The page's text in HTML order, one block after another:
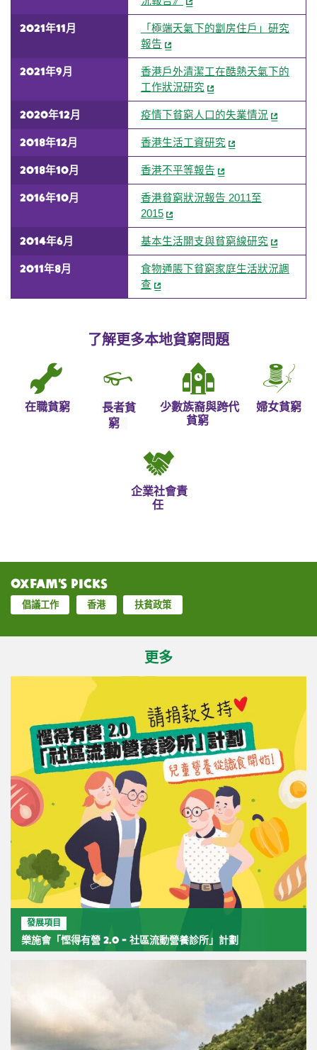
2021年11月
「極端天氣下的劏房住戶」研究
報告
2021年9月
香港戶外清潔工在酷熱天氣下的
工作狀況研究
2020年12月 疫情下貧窮人口的失業情況
2018年12月 香港生活工資研究
2018年10月 香港不平等報告
2016年10月
香港貧窮狀況報告 2011至
2015
2014年6月 基本生活開支與貧窮線研究
2011年8月
食物通脹下貧窮家庭生活狀況調
查
了解更多本地貧窮問題
在職貧窮
長者貧
窮
少數族裔與跨代
貧窮
婦女貧窮
企業社會責
任
Oxfam’s Picks
倡議工作 香港 扶貧政策
更多
發展項目
樂施會「慳得有營 2.0 - 社區流動營養診所」計劃